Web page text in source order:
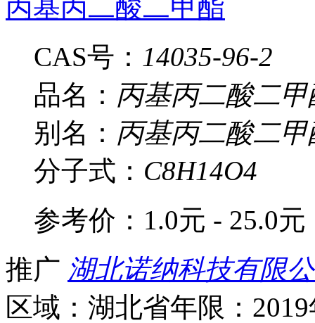
丙基丙二酸二甲酯
CAS号： 14035-96-2
品名： 丙基丙二酸二甲
别名： 丙基丙二酸二甲
分子式： C8H14O4
参考价： 1.0元 - 25.0元
推广 湖北诺纳科技有限
区域：湖北省年限：